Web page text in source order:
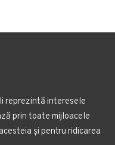
reprezintă interesele
prin toate mijloacele
și pentru ridicarea